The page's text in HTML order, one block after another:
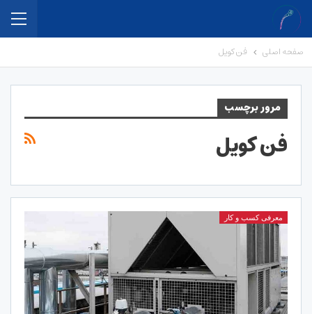
صفحه اصلی فن کویل
مرور برچسب
فن کویل
معرفی کسب و کار